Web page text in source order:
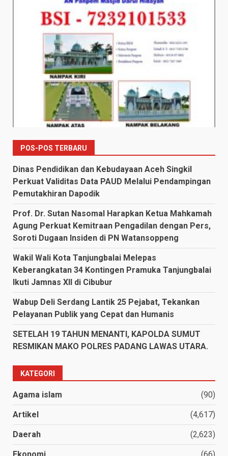
POS-POS TERBARU
Dinas Pendidikan dan Kebudayaan Aceh Singkil
Perkuat Validitas Data PAUD Melalui Pendampingan
Pemutakhiran Dapodik
Prof. Dr. Sutan Nasomal Harapkan Ketua Mahkamah
Agung Perkuat Kemitraan Pengadilan dengan Pers,
Soroti Dugaan Insiden di PN Watansoppeng
Wakil Wali Kota Tanjungbalai Melepas
Keberangkatan 34 Kontingen Pramuka Tanjungbalai
Ikuti Jamnas XII di Cibubur
Wabup Deli Serdang Lantik 25 Pejabat, Tekankan
Pelayanan Publik yang Cepat dan Humanis
SETELAH 19 TAHUN MENANTI, KAPOLDA SUMUT
RESMIKAN MAKO POLRES PADANG LAWAS UTARA.
KATEGORI
Agama islam (90)
Artikel (4,617)
Daerah (2,623)
Ekonomi (66)